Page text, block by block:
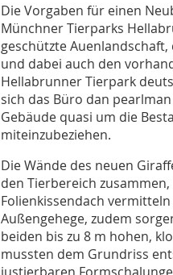
Die Vorgaben für einen
Münchner Tierparks
geschützte
und dabei auch den
Hellabrunner Tierpark
sich das Büro dan
Gebäude quasi um die
miteinzubeziehen.
Die Wände des neuen
den Tierbereich
Folienkissendach
Außengehege, zudem
beiden bis zu 8 m hohen,
mussten dem Grundriss